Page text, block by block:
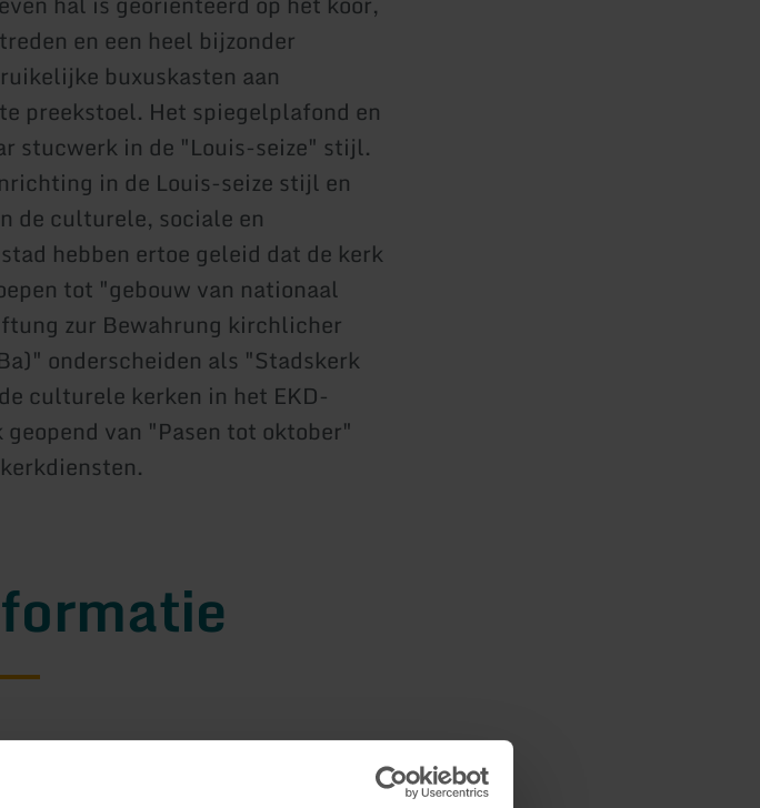
en een heel bijzonder
buxuskasten aan
preekstoel. Het spiegelplafond en
stucwerk in de "Louis-seize" stijl.
in de Louis-seize stijl en
de culturele, sociale en
hebben ertoe geleid dat de kerk
tot "gebouw van nationaal
zur Bewahrung kirchlicher
onderscheiden als "Stadskerk
culturele kerken in het EKD-
van "Pasen tot oktober"